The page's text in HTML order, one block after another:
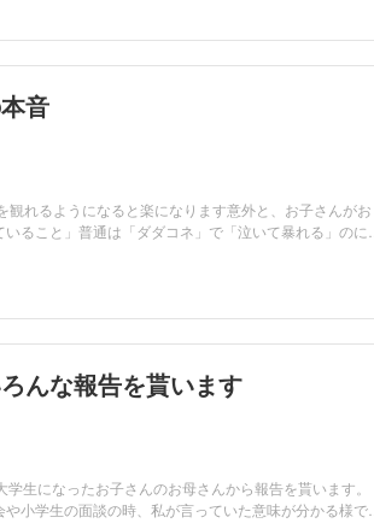
音
れるようになると楽になります意外と、お子さんがお
ること」普通は「ダダコネ」で「泣いて暴れる」のに
んな報告を貰います
生になったお子さんのお母さんから報告を貰います。
小学生の面談の時、私が言っていた意味が分かる様で